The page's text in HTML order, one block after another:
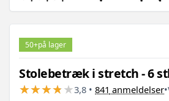
50+på lager
Stolebetræk i stretch - 6
★
★★
★★
★★
★★
★3,8 • 841 anmeldelser•